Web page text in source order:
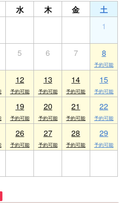
水 木 金
土
1
5 6 7 8
12 13 14 15
19 20 21 22
26 27 28 29